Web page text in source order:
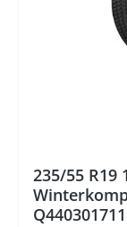
235/55 R19